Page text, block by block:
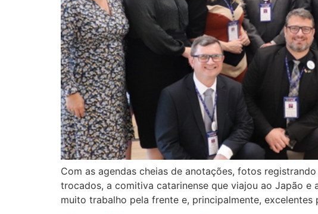
Com as agendas cheias de anotações, fotos
trocados, a comitiva catarinense que viajou ao Japão e
muito trabalho pela frente e, principalmente,